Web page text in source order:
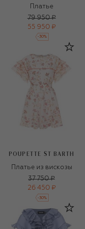
Платье
79 950 ₽
55 950 ₽
-30%
POUPETTE ST BARTH
Платье из вискозы
37 750 ₽
26 450 ₽
-30%